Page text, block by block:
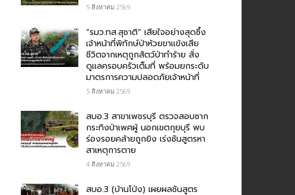
5 สิงหาคม 2569
“รมว.ทส.สุชาติ” เสียใจอย่างสุดซึ้ง
เจ้าหน้าที่พิทักษ์ป่าห้วยขาแข้งเสีย
ชีวิตจากเหตุถูกสัตว์ป่าทำร้าย สั่ง
ดูแลครอบครัวเต็มที่ พร้อมยกระดับ
มาตรการความปลอดภัยเจ้าหน้าที่
5 สิงหาคม 2569
สบอ.3 สาขาเพชรบุรี ตรวจสอบซาก
กระทิงป่าเพศผู้ นอกเขตกุยบุรี พบ
ร่องรอยคล้ายถูกยิง เร่งชันสูตรหา
สาเหตุการตาย
4 สิงหาคม 2569
สบอ.3 (บ้านโป่ง) เผยผลชันสูตร